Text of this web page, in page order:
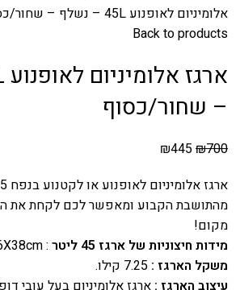
אלומיניום לאופנוע 45L – נשלף – שחור/כסוף
Back to products
– שחור/כסוף
₪700
₪445
מהתושבת הקבוע ומאפשר לכם לקחת את
מקום!
מידות חיצוניות של ארגז 45 ליטר
: 45X36X38cm.
משקל הארגז :
עיצוב הארגז :